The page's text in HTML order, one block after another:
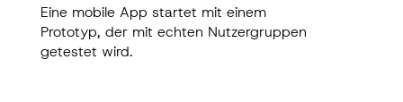
Eine mobile App startet mit einem
Prototyp, der mit echten Nutzergruppen
getestet wird.
Eine mobile App startet mit einem
Prototyp, der mit echten Nutzergruppen
getestet wird.